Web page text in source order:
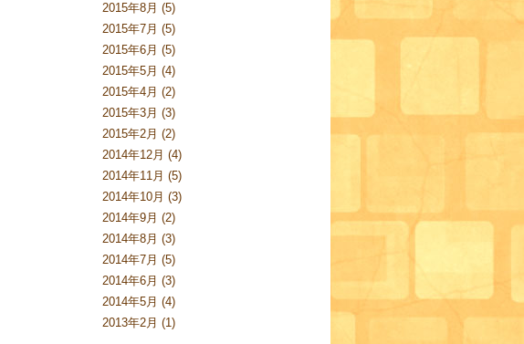
2015年8月 (5)
2015年7月 (5)
2015年6月 (5)
2015年5月 (4)
2015年4月 (2)
2015年3月 (3)
2015年2月 (2)
2014年12月 (4)
2014年11月 (5)
2014年10月 (3)
2014年9月 (2)
2014年8月 (3)
2014年7月 (5)
2014年6月 (3)
2014年5月 (4)
2013年2月 (1)